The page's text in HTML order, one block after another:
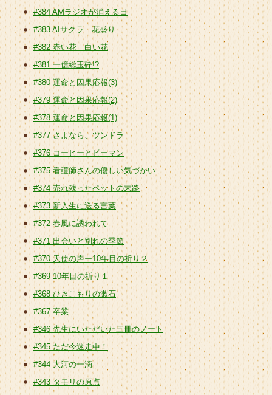
#384 AMラジオが消える日
#383 AIサクラ 花盛り
#382 赤い花 白い花
#381 一億総玉砕!?
#380 運命と因果応報(3)
#379 運命と因果応報(2)
#378 運命と因果応報(1)
#377 さよなら、ツンドラ
#376 コーヒーとピーマン
#375 看護師さんの優しい気づかい
#374 売れ残ったペットの末路
#373 新入生に送る言葉
#372 春風に誘われて
#371 出会いと別れの季節
#370 天使の声ー10年目の祈り２
#369 10年目の祈り１
#368 ひきこもりの漱石
#367 卒業
#346 先生にいただいた三冊のノート
#345 ただ今迷走中！
#344 大河の一滴
#343 タモリの原点